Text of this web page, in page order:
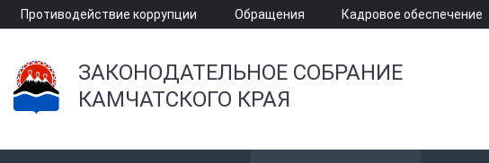
Противодействие коррупции Обращения Кадровое обеспечение
ЗАКОНОДАТЕЛЬНОЕ СОБРАНИЕ
КАМЧАТСКОГО КРАЯ